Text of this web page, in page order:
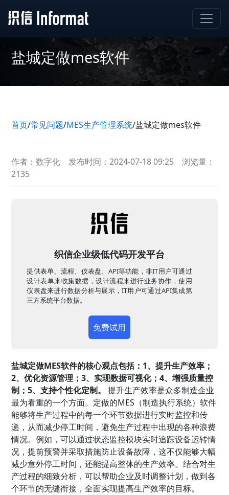
盐城定做mes软件
首页/常见问题/MES生产管理系统/盐城定做mes软件
作者：数字化 发布时间：2024-07-18 09:25
浏览量：
2135
织信企业级低代码开发平台
提供表单、流程、仪表盘、API等功能，非IT用户可通过
设计表单来收集数据，设计流程来进行业务协作，使用
仪表盘来进行数据分析与展示，IT用户可通过API集成第
三方系统平台数据。
免费试用
盐城定做MES软件的核心观点包括：1、提升生产效率；
2、优化资源管理；3、实现数据可视化；4、增强质量控
制；5、支持个性化定制。
提升生产效率是众多制造企业
最为看重的一个方面。定做的MES（制造执行系统）软件
能够将生产过程中的每一个环节数据进行实时监控和传
递，从而减少停工时间，避免生产过程中出现的各种浪费
情况。例如，可以通过状态监控模块实时追踪设备运转情
况，提前预警并采取措施防止设备故障，这不仅能够大幅
减少意外停工时间，还能提高整体的生产效率。结合对生
产过程的细致分析，可以帮助企业及时调整计划，做到各
个环节的无缝衔接，全面实现提高生产效率的目标。